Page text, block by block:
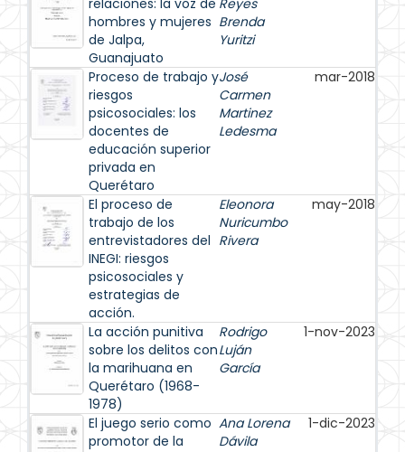
relaciones: la voz de
hombres y mujeres
de Jalpa,
Guanajuato
Reyes
Brenda
Yuritzi
Proceso de trabajo y
riesgos
psicosociales: los
docentes de
educación superior
privada en
Querétaro
José
Carmen
Martinez
Ledesma
mar-2018
El proceso de
trabajo de los
entrevistadores del
INEGI: riesgos
psicosociales y
estrategias de
acción.
Eleonora
Nuricumbo
Rivera
may-2018
La acción punitiva
sobre los delitos con
la marihuana en
Querétaro (1968-
1978)
Rodrigo
Luján
García
1-nov-2023
El juego serio como
promotor de la
Ana Lorena
Dávila
1-dic-2023